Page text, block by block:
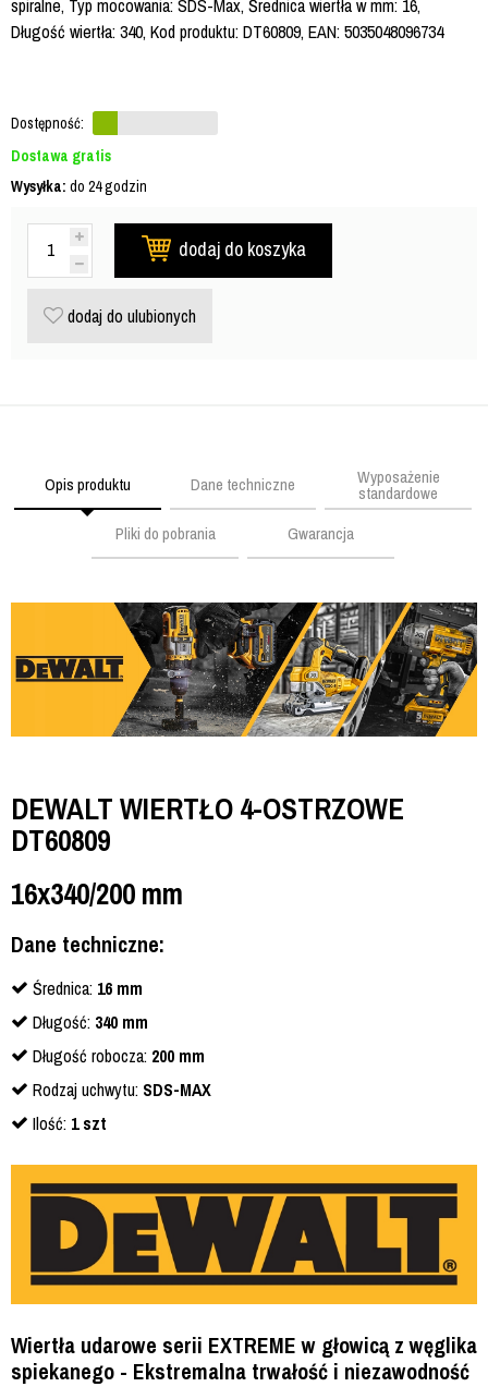
spiralne, Typ mocowania: SDS-Max, Średnica wiertła w mm: 16,
Długość wiertła: 340, Kod produktu: DT60809, EAN: 5035048096734
Dostępność:
Dostawa gratis
Wysyłka: do 24 godzin
dodaj do koszyka
dodaj do ulubionych
Opis produktu Dane techniczne Wyposażenie
standardowe
Pliki do pobrania
Gwarancja
DEWALT WIERTŁO 4-OSTRZOWE
DT60809
16x340/200 mm
Dane techniczne:
Średnica: 16 mm
Długość: 340 mm
Długość robocza: 200 mm
Rodzaj uchwytu: SDS-MAX
Ilość: 1 szt
Wiertła udarowe serii EXTREME w głowicą z węglika
spiekanego - Ekstremalna trwałość i niezawodność